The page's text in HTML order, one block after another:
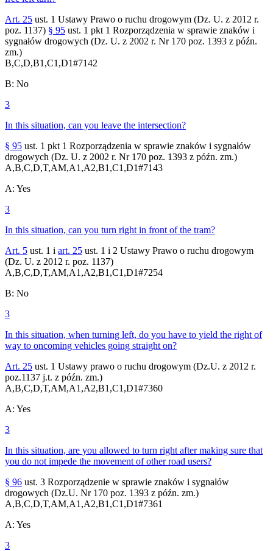
Art. 25 ust. 1 Ustawy Prawo o ruchu drogowym (Dz. U. z 2012 r.
poz. 1137) § 95 ust. 1 pkt 1 Rozporządzenia w sprawie znaków i
sygnałów drogowych (Dz. U. z 2002 r. Nr 170 poz. 1393 z późn.
zm.)
B,C,D,B1,C1,D1#7142
B: No
3
In this situation, can you leave the intersection?
§ 95 ust. 1 pkt 1 Rozporządzenia w sprawie znaków i sygnałów
drogowych (Dz. U. z 2002 r. Nr 170 poz. 1393 z późn. zm.)
A,B,C,D,T,AM,A1,A2,B1,C1,D1#7143
A: Yes
3
In this situation, can you turn right in front of the tram?
Art. 5 ust. 1 i art. 25 ust. 1 i 2 Ustawy Prawo o ruchu drogowym
(Dz. U. z 2012 r. poz. 1137)
A,B,C,D,T,AM,A1,A2,B1,C1,D1#7254
B: No
3
In this situation, when turning left, do you have to yield the right of
way to oncoming vehicles going straight on?
Art. 25 ust. 1 Ustawy prawo o ruchu drogowym (Dz.U. z 2012 r.
poz.1137 j.t. z późn. zm.)
A,B,C,D,T,AM,A1,A2,B1,C1,D1#7360
A: Yes
3
In this situation, are you allowed to turn right after making sure that
you do not impede the movement of other road users?
§ 96 ust. 3 Rozporządzenie w sprawie znaków i sygnałów
drogowych (Dz.U. Nr 170 poz. 1393 z późn. zm.)
A,B,C,D,T,AM,A1,A2,B1,C1,D1#7361
A: Yes
3